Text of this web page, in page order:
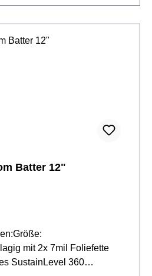
Batter 12"
mit 2x 7mil Foliefette
SustainLevel 360